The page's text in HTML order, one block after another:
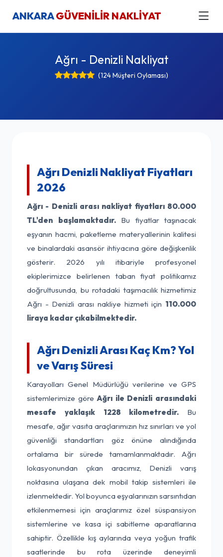
ANKARAGÜVENİLİR NAKLİYAT
Ağrı - Denizli Nakliyat
(124 Müşteri Oylaması)
Ağrı Denizli Nakliyat Fiyatları
2026
Ağrı - Denizli arası nakliyat fiyatları 80.000
TL'den başlamaktadır.Bu fiyatlar taşınacak
eşyanın hacmi, paketleme materyallerinin kalitesi
ve binalardaki asansör ihtiyacına göre değişkenlik
gösterir. 2026 yılı itibariyle profesyonel
ekiplerimizce belirlenen taban fiyat politikamız
doğrultusunda, bu rotadaki taşımacılık hizmetimiz
Ağrı - Denizli arası nakliye hizmeti için 110.000
liraya kadar çıkabilmektedir.
Ağrı Denizli Arası Kaç Km? Yol
ve Varış Süresi
Karayolları Genel Müdürlüğü verilerine ve GPS
sistemlerimize göreAğrı ile Denizli arasındaki
mesafe yaklaşık 1228 kilometredir. Bu
mesafe, ağır vasıta araçlarımızın hız sınırları ve yol
güvenliği standartları göz önüne alındığında
ortalama bir sürede tamamlanmaktadır. Ağrı
lokasyonundan çıkan aracımız, Denizli varış
noktasına ulaşana dek mobil takip sistemleri ile
izlenmektedir. Yol boyunca eşyalarınızın sarsıntıdan
etkilenmemesi için araçlarımız özel süspansiyon
sistemlerine ve kasa içi sabitleme aparatlarına
sahiptir. Özellikle kış aylarında veya yoğun trafik
saatlerinde bu rota üzerinde deneyimli